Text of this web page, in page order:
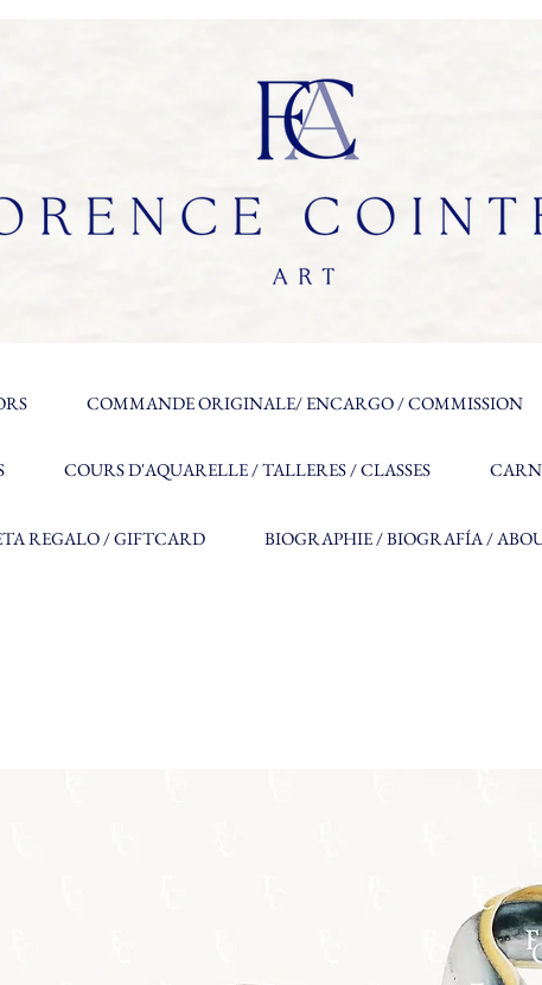
COMMANDE ORIGINALE/ ENCARGO / COMMISSION
COURS D'AQUARELLE / TALLERES / CLASSES
REGALO / GIFTCARD BIOGRAPHIE / BIOGRAFÍA /